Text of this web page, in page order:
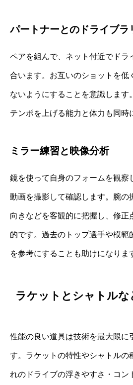
パートナーとのドライブラ
ペアを組んで、ネット付近でドラ
合います。お互いのショットを低
ないようにすることを意識します
テンポを上げる能力と体力も同時
ミラー練習と映像分析
鏡を使って自身のフォームを観察
動画を撮影して確認します。腕の
向きなどを客観的に把握し、修正
的です。過去のトップ選手や模範
を参考にすることも助けになりま
ラケットとシャトルな
性能の良い道具は技術を最大限に
す。ラケットの特性やシャトルの
れのドライブの浮きやすさ・コン